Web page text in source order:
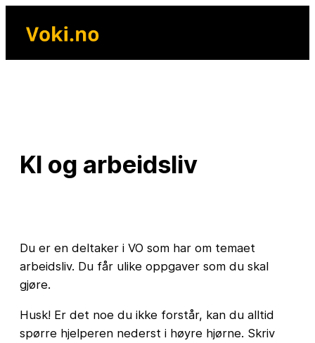
KI og arbeidsliv
Du er en deltaker i VO som har om temaet
arbeidsliv. Du får ulike oppgaver som du skal
gjøre.
Husk! Er det noe du ikke forstår, kan du alltid
spørre hjelperen nederst i høyre hjørne. Skriv